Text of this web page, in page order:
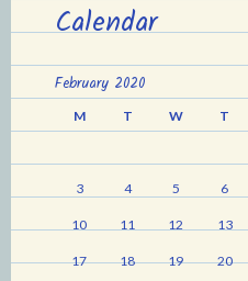
Calendar
February 2020
M T W T
3 4 5 6
10 11 12 13
17 18 19 20